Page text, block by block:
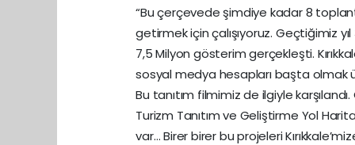
“Bu çerçevede şimdiye kadar 8
getirmek için çalışıyoruz. Geçtiğimiz
7,5 Milyon gösterim gerçekleşti.
sosyal medya hesapları başta olmak
Bu tanıtım filmimiz de ilgiyle
Turizm Tanıtım ve Geliştirme Yol
var… Birer birer bu projeleri